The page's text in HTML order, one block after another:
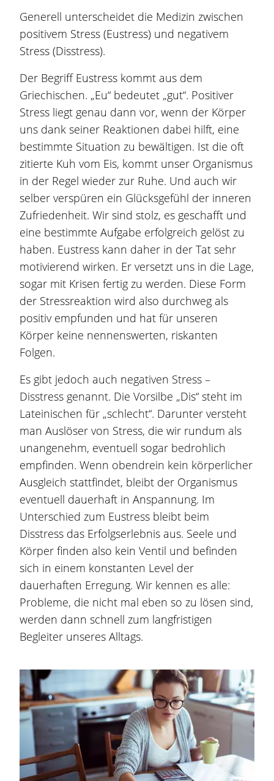
Generell unterscheidet die Medizin zwischen
positivem Stress (Eustress) und negativem
Stress (Disstress).
Der Begriff Eustress kommt aus dem
Griechischen. „Eu“ bedeutet „gut“. Positiver
Stress liegt genau dann vor, wenn der Körper
uns dank seiner Reaktionen dabei hilft, eine
bestimmte Situation zu bewältigen. Ist die oft
zitierte Kuh vom Eis, kommt unser Organismus
in der Regel wieder zur Ruhe. Und auch wir
selber verspüren ein Glücksgefühl der inneren
Zufriedenheit. Wir sind stolz, es geschafft und
eine bestimmte Aufgabe erfolgreich gelöst zu
haben. Eustress kann daher in der Tat sehr
motivierend wirken. Er versetzt uns in die Lage,
sogar mit Krisen fertig zu werden. Diese Form
der Stressreaktion wird also durchweg als
positiv empfunden und hat für unseren
Körper keine nennenswerten, riskanten
Folgen.
Es gibt jedoch auch negativen Stress –
Disstress genannt. Die Vorsilbe „Dis“ steht im
Lateinischen für „schlecht“. Darunter versteht
man Auslöser von Stress, die wir rundum als
unangenehm, eventuell sogar bedrohlich
empfinden. Wenn obendrein kein körperlicher
Ausgleich stattfindet, bleibt der Organismus
eventuell dauerhaft in Anspannung. Im
Unterschied zum Eustress bleibt beim
Disstress das Erfolgserlebnis aus. Seele und
Körper finden also kein Ventil und befinden
sich in einem konstanten Level der
dauerhaften Erregung. Wir kennen es alle:
Probleme, die nicht mal eben so zu lösen sind,
werden dann schnell zum langfristigen
Begleiter unseres Alltags.